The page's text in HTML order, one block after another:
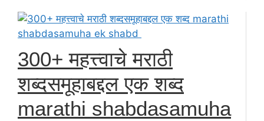
300+ महत्त्वाचे मराठी
शब्दसमूहाबद्दल एक शब्द
marathi shabdasamuha